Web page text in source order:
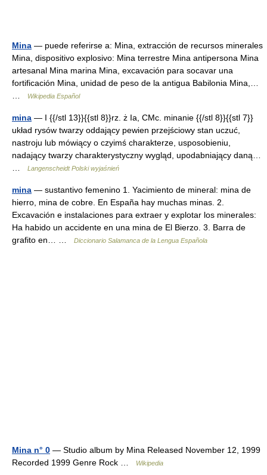
Mina — puede referirse a: Mina, extracción de recursos minerales
Mina, dispositivo explosivo: Mina terrestre Mina antipersona Mina
artesanal Mina marina Mina, excavación para socavar una
fortificación Mina, unidad de peso de la antigua Babilonia Mina,…
Wikipedia Español
mina — I {{/stl 13}}{{stl 8}}rz. ż Ia, CMc. minanie {{/stl 8}}{{stl 7}}
układ rysów twarzy oddający pewien przejściowy stan uczuć,
nastroju lub mówiący o czyimś charakterze, usposobieniu,
nadający twarzy charakterystyczny wygląd, upodabniający daną…
Langenscheidt Polski wyjaśnień
mina — sustantivo femenino 1. Yacimiento de mineral: mina de
hierro, mina de cobre. En España hay muchas minas. 2.
Excavación e instalaciones para extraer y explotar los minerales:
Ha habido un accidente en una mina de El Bierzo. 3. Barra de
grafito en… …
Diccionario Salamanca de la Lengua Española
Mina n° 0 — Studio album by Mina Released November 12, 1999
Recorded 1999 Genre Rock …
Wikipedia